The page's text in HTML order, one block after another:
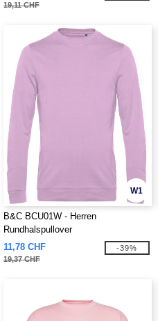
19,11 CHF
W1
B&C BCU01W - Herren
Rundhalspullover
11,78 CHF
19,37 CHF
-39%